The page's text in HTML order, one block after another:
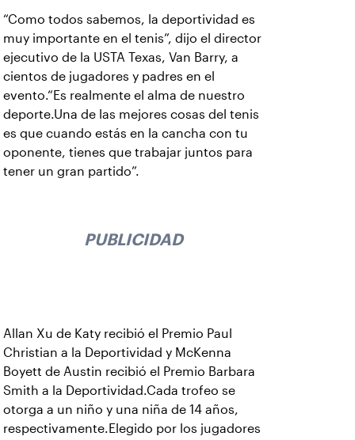
“Como todos sabemos, la deportividad es
muy importante en el tenis”, dijo el director
ejecutivo de la USTA Texas, Van Barry, a
cientos de jugadores y padres en el
evento.“Es realmente el alma de nuestro
deporte.Una de las mejores cosas del tenis
es que cuando estás en la cancha con tu
oponente, tienes que trabajar juntos para
tener un gran partido”.
PUBLICIDAD
Allan Xu de Katy recibió el Premio Paul
Christian a la Deportividad y McKenna
Boyett de Austin recibió el Premio Barbara
Smith a la Deportividad.Cada trofeo se
otorga a un niño y una niña de 14 años,
respectivamente.Elegido por los jugadores